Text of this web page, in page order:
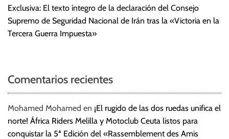
Exclusiva: El texto íntegro de la declaración del Consejo
Supremo de Seguridad Nacional de Irán tras la «Victoria en la
Tercera Guerra Impuesta»
Comentarios recientes
Mohamed Mohamed en ¡El rugido de las dos ruedas unifica el
norte! África Riders Melilla y Motoclub Ceuta listos para
conquistar la 5ª Edición del «Rassemblement des Amis